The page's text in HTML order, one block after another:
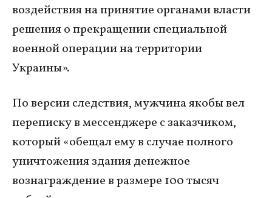
воздействия на принятие органами власти
решения о прекращении специальной
военной операции на территории
Украины».
По версии следствия, мужчина якобы вел
переписку в мессенджере с заказчиком,
который «обещал ему в случае полного
уничтожения здания денежное
вознаграждение в размере 100 тысяч